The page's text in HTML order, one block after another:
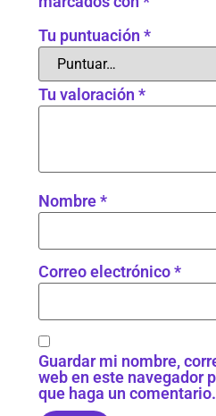
Tu puntuación*
Tu valoración*
Nombre*
Correo electrónico*
Guardar mi nombre,
web en este navegador
que haga un comentario.